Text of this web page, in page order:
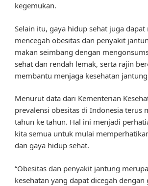
kegemukan.
Selain itu, gaya hidup sehat juga
mencegah obesitas dan penyakit
makan seimbang dengan
sehat dan rendah lemak, serta rajin
membantu menjaga kesehatan
Menurut data dari Kementerian
prevalensi obesitas di Indonesia terus
tahun ke tahun. Hal ini menjadi
kita semua untuk mulai
dan gaya hidup sehat.
“Obesitas dan penyakit jantung
kesehatan yang dapat dicegah dengan